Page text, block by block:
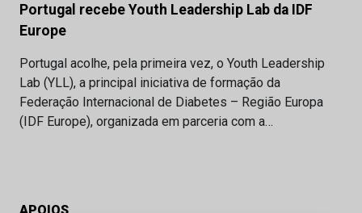
Portugal recebe Youth Leadership Lab da IDF
Europe
Portugal acolhe, pela primeira vez, o Youth Leadership
Lab (YLL), a principal iniciativa de formação da
Federação Internacional de Diabetes – Região Europa
(IDF Europe), organizada em parceria com a…
APOIOS